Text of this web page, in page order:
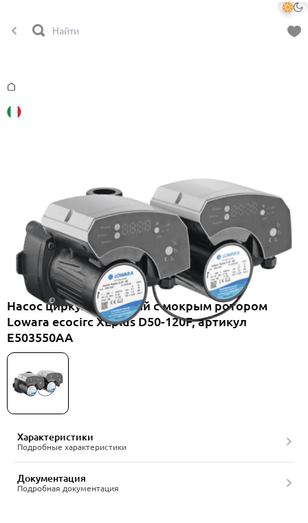
Насос циркуляционный с мокрым ротором
Lowara ecocirc XLplus D50-120F, артикул
E503550AA
Характеристики
Подробные характеристики
Документация
Подробная документация